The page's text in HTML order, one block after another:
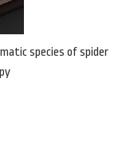
species of spider